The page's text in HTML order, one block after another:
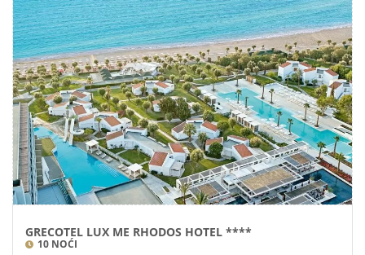
GRECOTEL LUX ME RHODOS HOTEL ****
10 NOĆI